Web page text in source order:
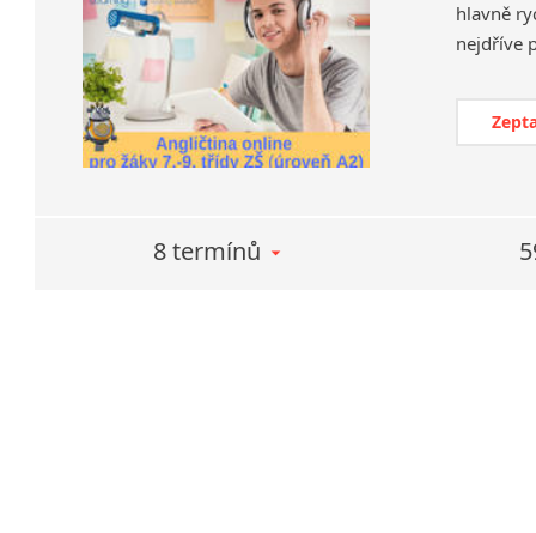
hlavně
8 termínů